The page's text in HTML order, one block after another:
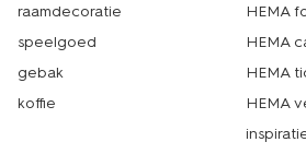
raamdecoratie
speelgoed
gebak
koffie
HEMA
HEMA
HEMA
HEMA